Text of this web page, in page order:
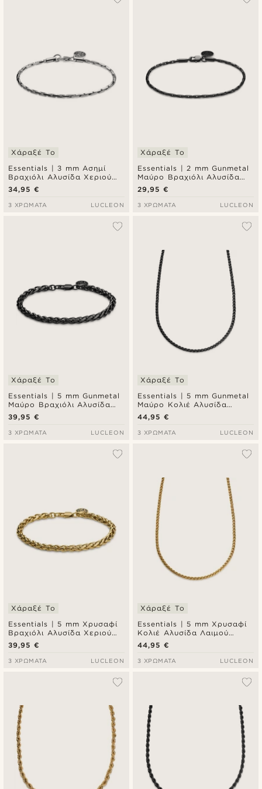
Essentials | 3 mm Ασημί
Βραχιόλι Αλυσίδα Χεριού
Ορθογώνιο Box Chain
Χάραξέ Το
34,95 €
3 ΧΡΏΜΑΤΑ LUCLEON
Essentials | 2 mm Gunmetal
Μαύρο Βραχιόλι Αλυσίδα
Χεριού Ορθογώνιο Box
Chain
Χάραξέ Το
29,95 €
3 ΧΡΏΜΑΤΑ LUCLEON
Essentials | 5 mm Gunmetal
Μαύρο Βραχιόλι Αλυσίδα
Χεριού Wheat Chain
Χάραξέ Το
39,95 €
3 ΧΡΏΜΑΤΑ LUCLEON
Essentials | 5 mm Gunmetal
Μαύρο Κολιέ Αλυσίδα
Λαιμού Wheat
Χάραξέ Το
44,95 €
3 ΧΡΏΜΑΤΑ LUCLEON
Essentials | 5 mm Χρυσαφί
Βραχιόλι Αλυσίδα Χεριού
Wheat Chain
Χάραξέ Το
39,95 €
3 ΧΡΏΜΑΤΑ LUCLEON
Essentials | 5 mm Χρυσαφί
Κολιέ Αλυσίδα Λαιμού
Wheat
Χάραξέ Το
44,95 €
3 ΧΡΏΜΑΤΑ LUCLEON